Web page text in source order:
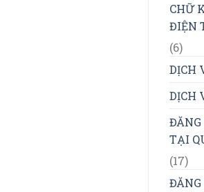
CHỮ
ĐIỆN
(6)
DỊCH
DỊCH
TẠI
(17)